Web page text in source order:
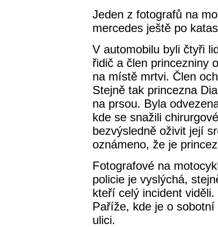
Jeden z fotografů na
mercedes ještě po
V automobilu byli čtyři
řidič a člen princezniny
na místě mrtvi. Člen
Stejně tak princezna
na prsou. Byla
kde se snažili
bezvýsledně oživit její
oznámeno, že je
Fotografové na
policie je vyslýchá,
kteří celý incident
Paříže, kde je o
ulici.